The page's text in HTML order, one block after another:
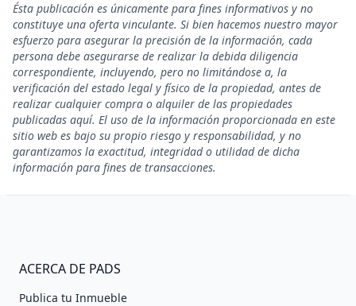
Ésta publicación es únicamente para fines informativos y no
constituye una oferta vinculante. Si bien hacemos nuestro mayor
esfuerzo para asegurar la precisión de la información, cada
persona debe asegurarse de realizar la debida diligencia
correspondiente, incluyendo, pero no limitándose a, la
verificación del estado legal y físico de la propiedad, antes de
realizar cualquier compra o alquiler de las propiedades
publicadas aquí. El uso de la información proporcionada en este
sitio web es bajo su propio riesgo y responsabilidad, y no
garantizamos la exactitud, integridad o utilidad de dicha
información para fines de transacciones.
ACERCA DE PADS
Publica tu Inmueble